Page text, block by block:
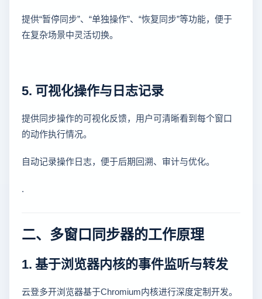
提供“暂停同步”、“单独操作”、“恢复同步”等功能，便于
在复杂场景中灵活切换。
5. 可视化操作与日志记录
提供同步操作的可视化反馈，用户可清晰看到每个窗口
的动作执行情况。
自动记录操作日志，便于后期回溯、审计与优化。
.
二、多窗口同步器的工作原理
1. 基于浏览器内核的事件监听与转发
云登多开浏览器基于Chromium内核进行深度定制开发。